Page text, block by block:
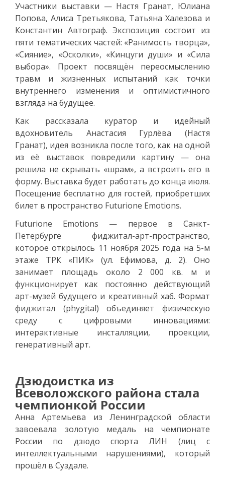
Участники выставки — Настя Гранат, Юлиана
Попова, Алиса Третьякова, Татьяна Халезова и
Константин Автограф. Экспозиция состоит из
пяти тематических частей: «Ранимость творца»,
«Сияние», «Осколки», «Кинцуги души» и «Сила
выбора». Проект посвящён переосмыслению
травм и жизненных испытаний как точки
внутреннего изменения и оптимистичного
взгляда на будущее.
Как рассказала куратор и идейный
вдохновитель Анастасия Гурлёва (Настя
Гранат), идея возникла после того, как на одной
из её выставок повредили картину — она
решила не скрывать «шрам», а встроить его в
форму. Выставка будет работать до конца июля.
Посещение бесплатно для гостей, приобретших
билет в пространство Futurione Emotions.
Futurione Emotions — первое в Санкт-
Петербурге фиджитал-арт-пространство,
которое открылось 11 ноября 2025 года на 5-м
этаже ТРК «ПИК» (ул. Ефимова, д. 2). Оно
занимает площадь около 2 000 кв. м и
функционирует как постоянно действующий
арт-музей будущего и креативный хаб. Формат
фиджитал (phygital) объединяет физическую
среду с цифровыми инновациями:
интерактивные инсталляции, проекции,
генеративный арт.
Дзюдоистка из
Всеволожского района стала
чемпионкой России
Анна Артемьева из Ленинградской области
завоевала золотую медаль на чемпионате
России по дзюдо спорта ЛИН (лиц с
интеллектуальными нарушениями), который
прошёл в Суздале.